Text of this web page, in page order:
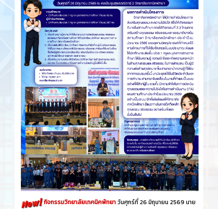
กิจกรรมวิทยาลัยเทคนิคพัทยาวันศุกร์​ที่ 26 ​มิถุนายน​ 2569 นาย